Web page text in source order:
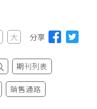
大 分享
期刊列表
銷售通路